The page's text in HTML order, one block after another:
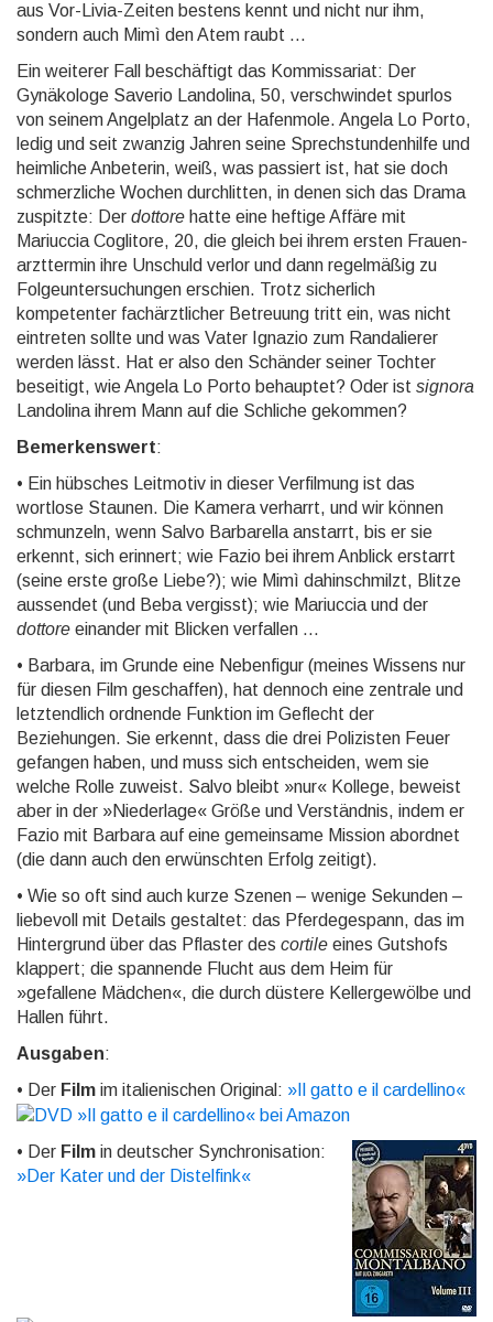
aus Vor-Livia-Zeiten bestens kennt und nicht nur ihm,
sondern auch Mimì den Atem raubt …
Ein weiterer Fall beschäftigt das Kommissariat: Der
Gynäkologe Saverio Landolina, 50, verschwin­det spurlos
von seinem Angelplatz an der Hafenmole. Angela Lo Porto,
ledig und seit zwanzig Jahren seine Sprech­stunden­hilfe und
heimliche Anbeterin, weiß, was passiert ist, hat sie doch
schmerz­liche Wochen durchlitten, in denen sich das Drama
zuspitzte: Der dottore hatte eine heftige Affäre mit
Mariuccia Coglitore, 20, die gleich bei ihrem ersten Frauen­
arztter­min ihre Unschuld verlor und dann regelmäßig zu
Folge­unter­suchun­gen erschien. Trotz sicherlich
kompetenter fachärzt­licher Betreuung tritt ein, was nicht
eintreten sollte und was Vater Ignazio zum Randalierer
werden lässt. Hat er also den Schänder seiner Tochter
beseitigt, wie Angela Lo Porto behauptet? Oder ist signora
Landolina ihrem Mann auf die Schliche gekommen?
Bemerkenswert:
• Ein hübsches Leitmotiv in dieser Verfilmung ist das
wortlose Staunen. Die Kamera verharrt, und wir können
schmunzeln, wenn Salvo Barbarella anstarrt, bis er sie
erkennt, sich erinnert; wie Fazio bei ihrem Anblick erstarrt
(seine erste große Liebe?); wie Mimì dahin­schmilzt, Blitze
aussendet (und Beba vergisst); wie Mariuccia und der
dottore einander mit Blicken verfallen …
• Barbara, im Grunde eine Nebenfigur (meines Wissens nur
für diesen Film geschaffen), hat dennoch eine zentrale und
letzt­end­lich ordnende Funktion im Geflecht der
Beziehungen. Sie erkennt, dass die drei Polizisten Feuer
gefangen haben, und muss sich entscheiden, wem sie
welche Rolle zuweist. Salvo bleibt »nur« Kollege, beweist
aber in der »Niederlage« Größe und Verständnis, indem er
Fazio mit Barbara auf eine gemeinsame Mission abordnet
(die dann auch den erwünschten Erfolg zeitigt).
• Wie so oft sind auch kurze Szenen – wenige Sekunden –
liebevoll mit Details gestaltet: das Pferde­gespann, das im
Hinter­grund über das Pflaster des cortile eines Gutshofs
klappert; die spannende Flucht aus dem Heim für
»gefallene Mädchen«, die durch düstere Kellerge­wölbe und
Hallen führt.
Ausgaben:
• Der Film im italienischen Original: » Il gatto e il cardellino«
• Der Film in deutscher Synchronisation:
»Der Kater und der Distelfink«